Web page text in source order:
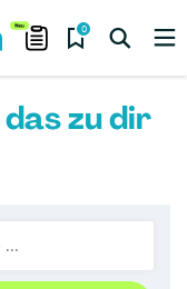
0
zu dir